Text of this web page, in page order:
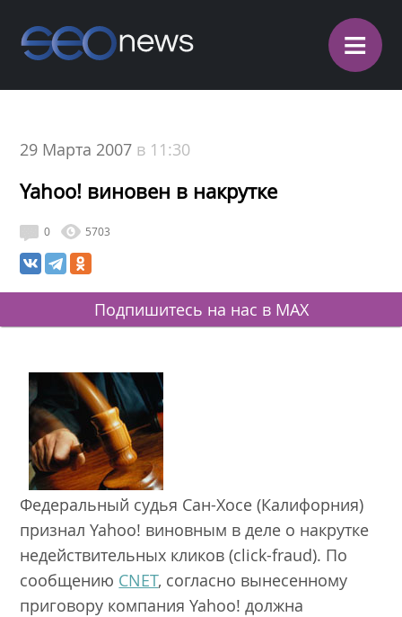
≡
29 Марта 2007 в 11:30
Yahoo! виновен в накрутке
0 5703
Подпишитесь на нас в MAX
Федеральный судья Сан-Хосе (Калифорния)
признал Yahoo! виновным в деле о накрутке
недействительных кликов (click-fraud). По
сообщению CNET, согласно вынесенному
приговору компания Yahoo! должна